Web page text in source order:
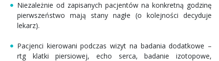
Niezależnie od zapisanych pacjentów na konkretną godzinę
pierwszeństwo mają stany nagłe (o kolejności decyduje
lekarz).
Pacjenci kierowani podczas wizyt na badania dodatkowe –
rtg klatki piersiowej, echo serca, badanie izotopowe,